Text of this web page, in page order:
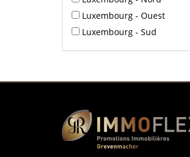
Luxembourg - Ouest
Luxembourg - Sud